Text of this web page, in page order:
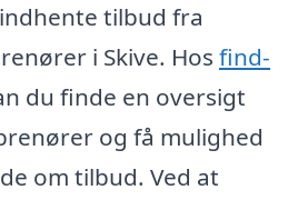
tilbud fra
i Skive. Hos find-
du finde en oversigt
og få mulighed
om tilbud. Ved at